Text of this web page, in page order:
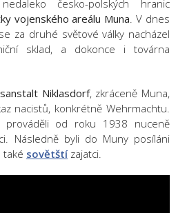
česko-polských hranic
vojenského areálu Muna. V dnes
za druhé světové války nacházel
sklad, a dokonce i továrna
Niklasdorf, zkráceně Muna,
nacistů, konkrétně Wehrmachtu.
prováděli od roku 1938 nuceně
Následně byli do Muny posíláni
sovětštízajatci.